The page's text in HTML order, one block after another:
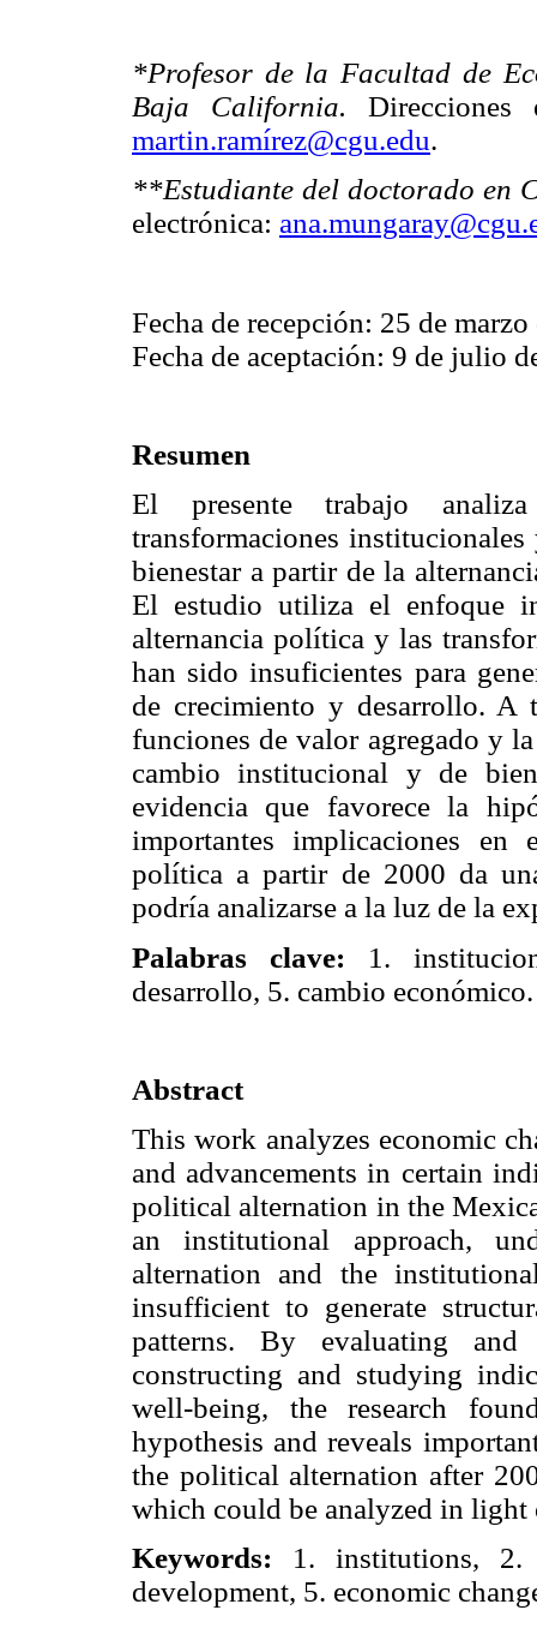
*Profesor de la Facultad de
Baja California. Direcciones
martin.ramírez@cgu.edu.
**Estudiante del doctorado en
electrónica:
Fecha de recepción: 25 de
Fecha de aceptación: 9 de julio
Resumen
El presente trabajo
transformaciones
bienestar a partir de la
El estudio utiliza el enfoque
alternancia política y las
han sido insuficientes para
de crecimiento y desarrollo. A
funciones de valor agregado y
cambio institucional y de
evidencia que favorece la
importantes implicaciones
política a partir de 2000 da
podría analizarse a la luz de la
Palabras clave: 1.
desarrollo, 5. cambio económico.
Abstract
This work analyzes economic
and advancements in certain
political alternation in the
an institutional approach,
alternation and the
insufficient to generate
patterns. By evaluating and
constructing and studying
well-being, the research
hypothesis and reveals
the political alternation after
which could be analyzed in
Keywords: 1. institutions, 2.
development, 5. economic